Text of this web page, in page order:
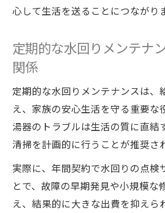
心して生活を送ることにつながり
定期的な水回りメンテナ
関係
定期的な水回りメンテナンスは、
え、家族の安心生活を守る重要な
湯器のトラブルは生活の質に直結
清掃を計画的に行うことが推奨さ
実際に、年間契約で水回りの点検
とで、故障の早期発見や小規模な
え、結果的に大きな出費を抑えら